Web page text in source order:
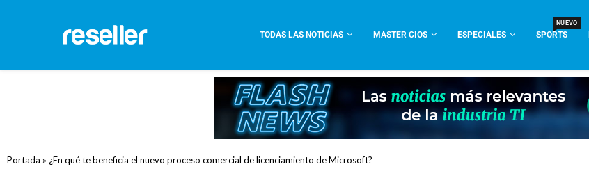
TODAS LAS NOTICIAS MASTER CIOS ESPECIALES SPORTS
NUEVO
Portada » ¿En qué te beneficia el nuevo proceso comercial de licenciamiento de Microsoft?